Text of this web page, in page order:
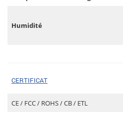
Humidité
CERTIFICAT
CE / FCC / ROHS / CB / ETL